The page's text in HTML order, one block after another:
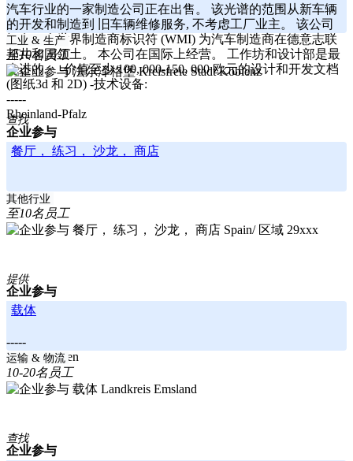
汽车行业的一家制造公司正在出售。 该光谱的范围从新车辆
的开发和制造到 旧车辆维修服务, 不考虑工厂业主。 该公司
拥有一个世界制造商标识符 (WMI) 为汽车制造商在德意志联
邦共和国领土。 本公司在国际上经营。 工作坊和设计部是最
先进的。 -价值至少 100, 000-150, 000 欧元的设计和开发文档
(图纸3d 和 2D) -技术设备:
-----
Rheinland-Pfalz
工业 & 生产
至10名员工
Kreisfreie Stadt Koblenz
查找
企业参与
餐厅， 练习， 沙龙， 商店
其他行业
至10名员工
Spain/ 区域 29xxx
提供
企业参与
载体
-----
Niedersachsen
运输 & 物流
10-20名员工
Landkreis Emsland
查找
企业参与